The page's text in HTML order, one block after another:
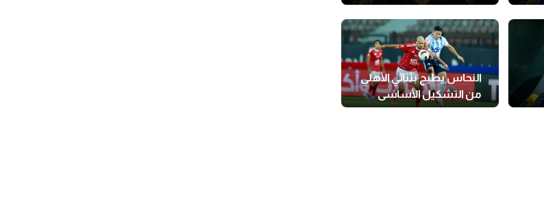
بالغيابات
النحاس يطيح بثنائي الأهلي
من التشكيل الأساسي